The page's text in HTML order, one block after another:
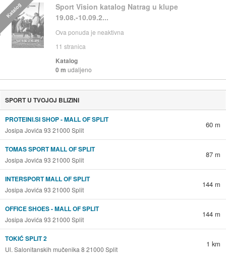
Sport Vision katalog Natrag u klupe
19.08.-10.09.2...
Ova ponuda je neaktivna
11 stranica
Katalog
0 m udaljeno
Katalog
SPORT U TVOJOJ BLIZINI
PROTEINI.SI SHOP - MALL OF SPLIT
Josipa Jovića 93 21000 Split
60 m
TOMAS SPORT MALL OF SPLIT
Josipa Jovića 93 21000 Split
87 m
INTERSPORT MALL OF SPLIT
Josipa Jovića 93 21000 Split
144 m
OFFICE SHOES - MALL OF SPLIT
Josipa Jovića 93 21000 Split
144 m
TOKIĆ SPLIT 2
Ul. Salonitanskih mučenika 8 21000 Split
1 km